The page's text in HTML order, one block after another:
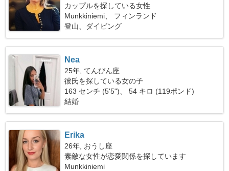
カップルを探している女性
Munkkiniemi、 フィンランド
登山、ダイビング
Nea
25年, てんびん座
彼氏を探している女の子
163 センチ (5'5")、 54 キロ (119ポンド)
結婚
Erika
26年, おうし座
素敵な女性が恋愛関係を探しています
Munkkiniemi